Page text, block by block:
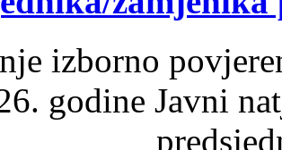
izborno
godine Javni